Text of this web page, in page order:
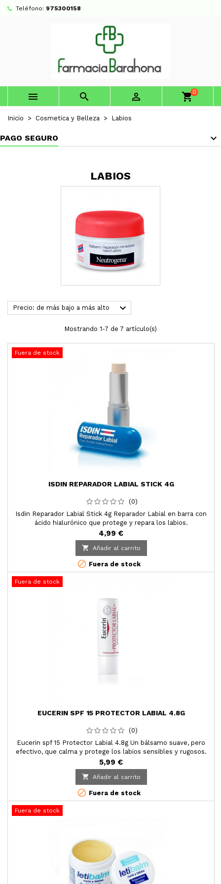
Teléfono: 975300158
   shopping_cart0
Inicio Cosmetica y Belleza Labios
PAGO SEGURO
LABIOS
Precio: de más bajo a más alto 
Mostrando 1-7 de 7 artículo(s)
Fuera de stock
ISDIN REPARADOR LABIAL STICK 4G
(0)
Isdin Reparador Labial Stick 4g Reparador Labial en barra con
ácido hialurónico que protege y repara los labios.
4,99 €
 Añadir al carrito
 Fuera de stock
Fuera de stock
EUCERIN SPF 15 PROTECTOR LABIAL 4.8G
(0)
Eucerin spf 15 Protector Labial 4.8g Un bálsamo suave, pero
efectivo, que calma y protege los labios sensibles y rugosos.
5,99 €
 Añadir al carrito
 Fuera de stock
Fuera de stock